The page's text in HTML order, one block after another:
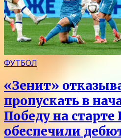
ФУТБОЛ
«Зенит»
пропускать в
Победу на старте
обеспечили